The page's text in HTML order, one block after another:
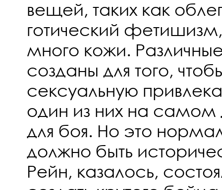
вещей, таких как
готический
много кожи.
созданы для того,
сексуальную
один из них на самом
для боя. Но это
должно быть
Рейн, казалось,